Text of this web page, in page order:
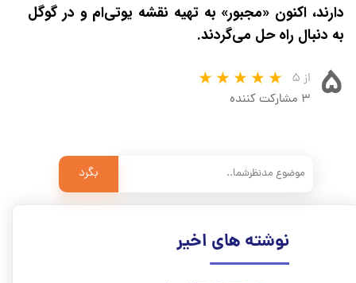
دارند، اکنون «مجبور» به تهیه نقشه یوتی‌ام و در گوگل
به دنبال راه حل می‌گردند.
۵ از ۵
۳ مشارکت کننده
نوشته های اخیر
بگرد